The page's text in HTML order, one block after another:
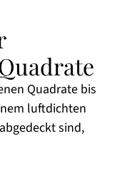
Quadrate bis
luftdichten
sind,